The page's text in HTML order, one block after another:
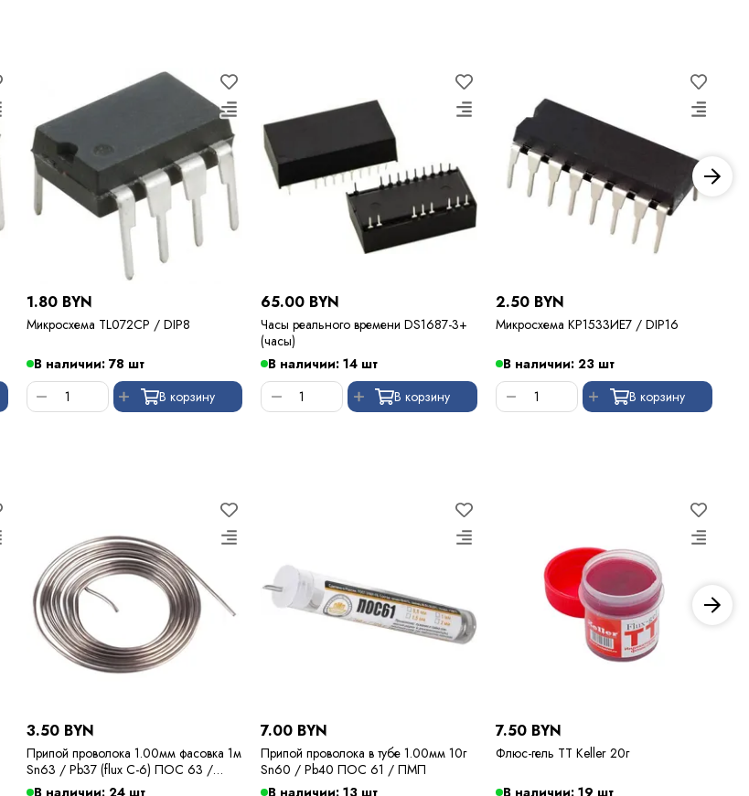
1.80 BYN
Микросхема TL072CP / DIP8
В наличии: 78 шт
В корзину
65.00 BYN
Часы реального времени DS1687-3+
(часы)
В наличии: 14 шт
В корзину
2.50 BYN
Микросхема КР1533ИЕ7 / DIP16
В наличии: 23 шт
В корзину
3.50 BYN
Припой проволока 1.00мм фасовка 1м
Sn63 / Pb37 (flux C-6) ПОС 63 /
Kewei
В наличии: 24 шт
7.00 BYN
Припой проволока в тубе 1.00мм 10г
Sn60 / Pb40 ПОС 61 / ПМП
В наличии: 13 шт
7.50 BYN
Флюс-гель TT Keller 20г
В наличии: 19 шт